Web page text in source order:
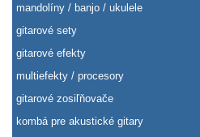
mandolíny / banjo / ukulele
gitarové sety
gitarové efekty
multiefekty / procesory
gitarové zosiľňovače
kombá pre akustické gitary